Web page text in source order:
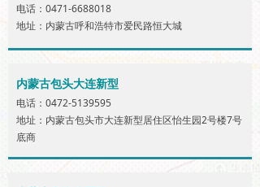
电话：0471-6688018
地址：内蒙古呼和浩特市爱民路恒大城
内蒙古包头大连新型
电话：0472-5139595
地址：内蒙古包头市大连新型居住区怡生园2号楼7号
底商